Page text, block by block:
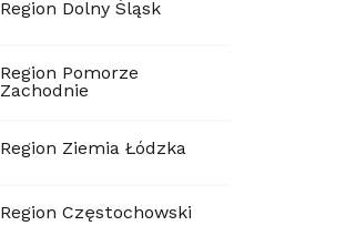
Region Dolny Śląsk
Region Pomorze
Zachodnie
Region Ziemia Łódzka
Region Częstochowski